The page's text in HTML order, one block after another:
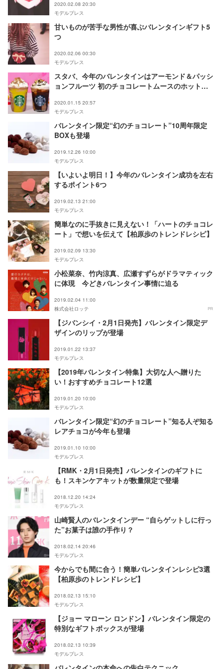
2020.02.08 20:30
モデルプレス
甘いものが苦手な男性が喜ぶバレンタインギフト5
つ
2020.02.06 00:30
モデルプレス
スタバ、今年のバレンタインはアーモンド＆パッシ
ョンフルーツ 初のチョコレートムースのホットド
2020.01.15 20:57
モデルプレス
バレンタイン限定“幻のチョコレート”10周年限定
BOXも登場
2019.12.26 10:00
モデルプレス
【いよいよ明日！】今年のバレンタイン成功を左右
するポイント6つ
2019.02.13 21:00
モデルプレス
簡単なのに手抜きに見えない！「ハートのチョコレ
ート」で想いを伝えて【柏原歩のトレンドレシピ】
2019.02.09 13:30
モデルプレス
小松菜奈、竹内涼真、広瀬すずらがドラマティック
に体現 今どきバレンタイン事情に迫る
2019.02.04 11:00
株式会社ロッテ
PR
【ジバンシイ・2月1日発売】バレンタイン限定デ
ザインのリップが登場
2019.01.22 13:37
モデルプレス
【2019年バレンタイン特集】大切な人へ贈りた
い！おすすめチョコレート12選
2019.01.20 10:00
モデルプレス
バレンタイン限定“幻のチョコレート”知る人ぞ知る
レアチョコが今年も登場
2019.01.10 10:00
モデルプレス
【RMK・2月1日発売】バレンタインのギフトに
も！スキンケアキットが数量限定で登場
2018.12.20 14:24
モデルプレス
山崎賢人のバレンタインデー “自らゲットしに行っ
た”お菓子は誰の手作り？
2018.02.14 20:46
モデルプレス
今からでも間に合う！簡単バレンタインレシピ3選
【柏原歩のトレンドレシピ】
2018.02.13 15:10
モデルプレス
【ジョー マローン ロンドン】バレンタイン限定の
特別なギフトボックスが登場
2018.02.13 10:39
モデルプレス